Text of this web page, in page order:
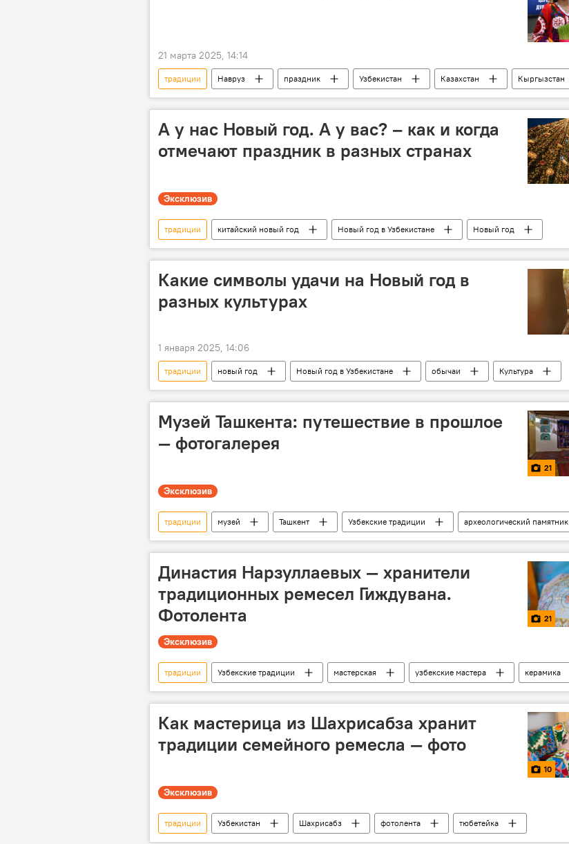
21 марта 2025, 14:14
традиции Навруз праздник Узбекистан Казахстан
Кыргызстан
Иран
Армяно-азербайджанский конфликт вокруг Нагорного Карабаха
Азербайджан
А у нас Новый год. А у вас? – как и когда
отмечают праздник в разных странах
Эксклюзив
традиции китайский новый год Новый год в Узбекистане
Новый год
искусство
праздник Общество страны
Какие символы удачи на Новый год в
разных культурах
1 января 2025, 14:06
традиции новый год Новый год в Узбекистане обычаи
Культура
праздник
Общество
Музей Ташкента: путешествие в прошлое
— фотогалерея
21
Эксклюзив
традиции музей Ташкент Узбекские традиции
археологический памятник
архитектурное наследие
Культура культурное наследие фотолента
Династия Нарзуллаевых — хранители
традиционных ремесел Гиждувана.
Фотолента
21
Эксклюзив
традиции Узбекские традиции мастерская узбекские мастера
керамика
Бухара
фотолента искусство
Как мастерица из Шахрисабза хранит
традиции семейного ремесла — фото
10
Эксклюзив
традиции Узбекистан Шахрисабз фотолента тюбетейка